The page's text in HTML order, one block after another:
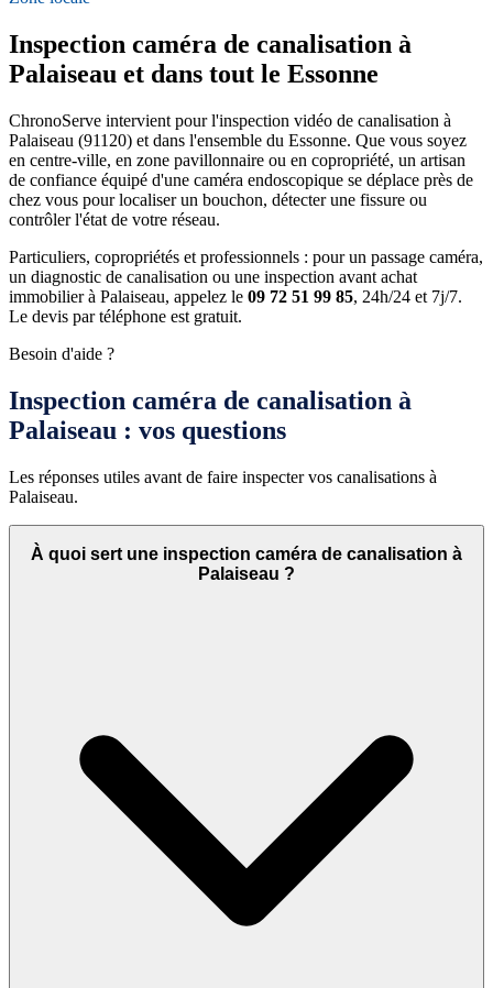
Inspection caméra de canalisation à
Palaiseau et dans tout le Essonne
ChronoServe intervient pour l'inspection vidéo de canalisation à
Palaiseau (91120) et dans l'ensemble du Essonne. Que vous soyez
en centre-ville, en zone pavillonnaire ou en copropriété, un artisan
de confiance équipé d'une caméra endoscopique se déplace près de
chez vous pour localiser un bouchon, détecter une fissure ou
contrôler l'état de votre réseau.
Particuliers, copropriétés et professionnels : pour un passage caméra,
un diagnostic de canalisation ou une inspection avant achat
immobilier à Palaiseau, appelez le 09 72 51 99 85, 24h/24 et 7j/7.
Le devis par téléphone est gratuit.
Besoin d'aide ?
Inspection caméra de canalisation à
Palaiseau : vos questions
Les réponses utiles avant de faire inspecter vos canalisations à
Palaiseau.
À quoi sert une inspection caméra de canalisation à
Palaiseau ?